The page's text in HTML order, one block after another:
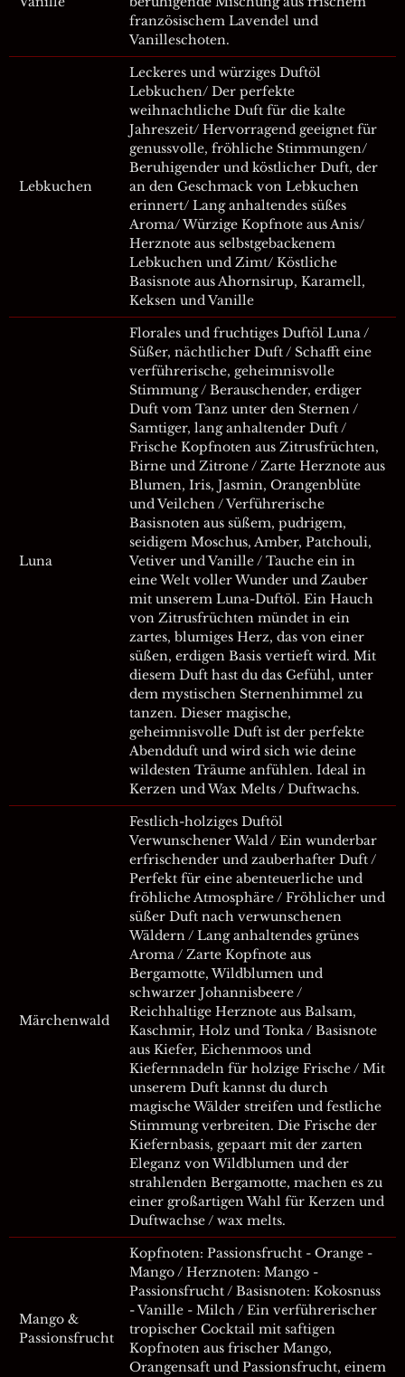
französischem Lavendel und
Vanilleschoten.
Lebkuchen
Leckeres und würziges Duftöl
Lebkuchen/ Der perfekte
weihnachtliche Duft für die kalte
Jahreszeit/ Hervorragend geeignet für
genussvolle, fröhliche Stimmungen/
Beruhigender und köstlicher Duft, der
an den Geschmack von Lebkuchen
erinnert/ Lang anhaltendes süßes
Aroma/ Würzige Kopfnote aus Anis/
Herznote aus selbstgebackenem
Lebkuchen und Zimt/ Köstliche
Basisnote aus Ahornsirup, Karamell,
Keksen und Vanille
Luna
Florales und fruchtiges Duftöl Luna /
Süßer, nächtlicher Duft / Schafft eine
verführerische, geheimnisvolle
Stimmung / Berauschender, erdiger
Duft vom Tanz unter den Sternen /
Samtiger, lang anhaltender Duft /
Frische Kopfnoten aus Zitrusfrüchten,
Birne und Zitrone / Zarte Herznote aus
Blumen, Iris, Jasmin, Orangenblüte
und Veilchen / Verführerische
Basisnoten aus süßem, pudrigem,
seidigem Moschus, Amber, Patchouli,
Vetiver und Vanille / Tauche ein in
eine Welt voller Wunder und Zauber
mit unserem Luna-Duftöl. Ein Hauch
von Zitrusfrüchten mündet in ein
zartes, blumiges Herz, das von einer
süßen, erdigen Basis vertieft wird. Mit
diesem Duft hast du das Gefühl, unter
dem mystischen Sternenhimmel zu
tanzen. Dieser magische,
geheimnisvolle Duft ist der perfekte
Abendduft und wird sich wie deine
wildesten Träume anfühlen. Ideal in
Kerzen und Wax Melts / Duftwachs.
Märchenwald
Festlich-holziges Duftöl
Verwunschener Wald / Ein wunderbar
erfrischender und zauberhafter Duft /
Perfekt für eine abenteuerliche und
fröhliche Atmosphäre / Fröhlicher und
süßer Duft nach verwunschenen
Wäldern / Lang anhaltendes grünes
Aroma / Zarte Kopfnote aus
Bergamotte, Wildblumen und
schwarzer Johannisbeere /
Reichhaltige Herznote aus Balsam,
Kaschmir, Holz und Tonka / Basisnote
aus Kiefer, Eichenmoos und
Kiefernnadeln für holzige Frische / Mit
unserem Duft kannst du durch
magische Wälder streifen und festliche
Stimmung verbreiten. Die Frische der
Kiefernbasis, gepaart mit der zarten
Eleganz von Wildblumen und der
strahlenden Bergamotte, machen es zu
einer großartigen Wahl für Kerzen und
Duftwachse / wax melts.
Mango &
Passionsfrucht
Kopfnoten: Passionsfrucht - Orange -
Mango / Herznoten: Mango -
Passionsfrucht / Basisnoten: Kokosnuss
- Vanille - Milch / Ein verführerischer
tropischer Cocktail mit saftigen
Kopfnoten aus frischer Mango,
Orangensaft und Passionsfrucht, einem